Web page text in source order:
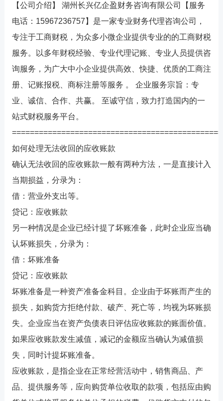
【公司介绍】 湖州长兴亿企盈财务咨询有限公司【服务
电话：15967236757】是一家专业财务代理咨询公司，
专注于工商财税，为众多小微企业提供专业的的工商财税
服务。以多年财税经验、专业代理记账、专业人员提供咨
询服务，为广大中小企业提供高效、快捷、优质的工商注
册、记账报税、商标注册等服务 。 企业服务宗旨：专
业、诚信、合作、共赢。 至诚守信，致力打造国内的一
站式财税服务平台。
如何处理无法收回的应收账款
确认无法收回的应收账款一般有两种方法，一是直接计入
当期损益，分录为：
借：营业外支出等。
贷记：应收账款
另一种情况是企业已经计提了坏账准备，此时企业应当确
认坏账损失，分录为：
借：坏账准备
贷记：应收账款
坏账准备是一种资产准备金科目。企业由于坏账而产生的
损失，如购货方拒绝付款、破产、死亡等，均视为坏账损
失。企业应当在资产负债表日评估应收账款的账面价值。
如果应收账款发生减值，减记的金额应当确认为减值损
失，同时计提坏账准备。
应收账款，是指企业在正常经营活动中，销售商品、产
品、提供服务等，应向购货单位收取的款项，包括应由购